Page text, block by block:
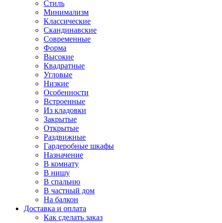
Стиль
Минимализм
Классические
Скандинавские
Современные
Форма
Высокие
Квадратные
Угловые
Низкие
Особенности
Встроенные
Из кладовки
Закрытые
Открытые
Раздвижные
Гардеробные шкафы
Назначение
В комнату
В нишу
В спальню
В частный дом
На балкон
Доставка и оплата
Как сделать заказ